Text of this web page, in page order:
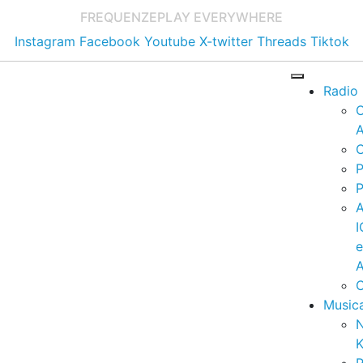
FREQUENZEPLAY EVERYWHERE
Instagram Facebook Youtube X-twitter Threads Tiktok
Radio
e